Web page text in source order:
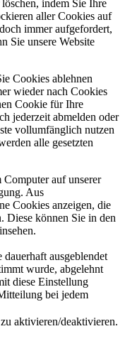
indem Sie Ihre
aller Cookies auf
immer aufgefordert,
Sie unsere Website
Cookies ablehnen
wieder nach Cookies
Cookie für Ihre
jederzeit abmelden oder
vollumfänglich nutzen
alle gesetzten
auf unserer
Aus
Cookies anzeigen, die
Diese können Sie in den
ausgeblendet
wurde, abgelehnt
diese Einstellung
bei jedem
aktivieren/deaktivieren.